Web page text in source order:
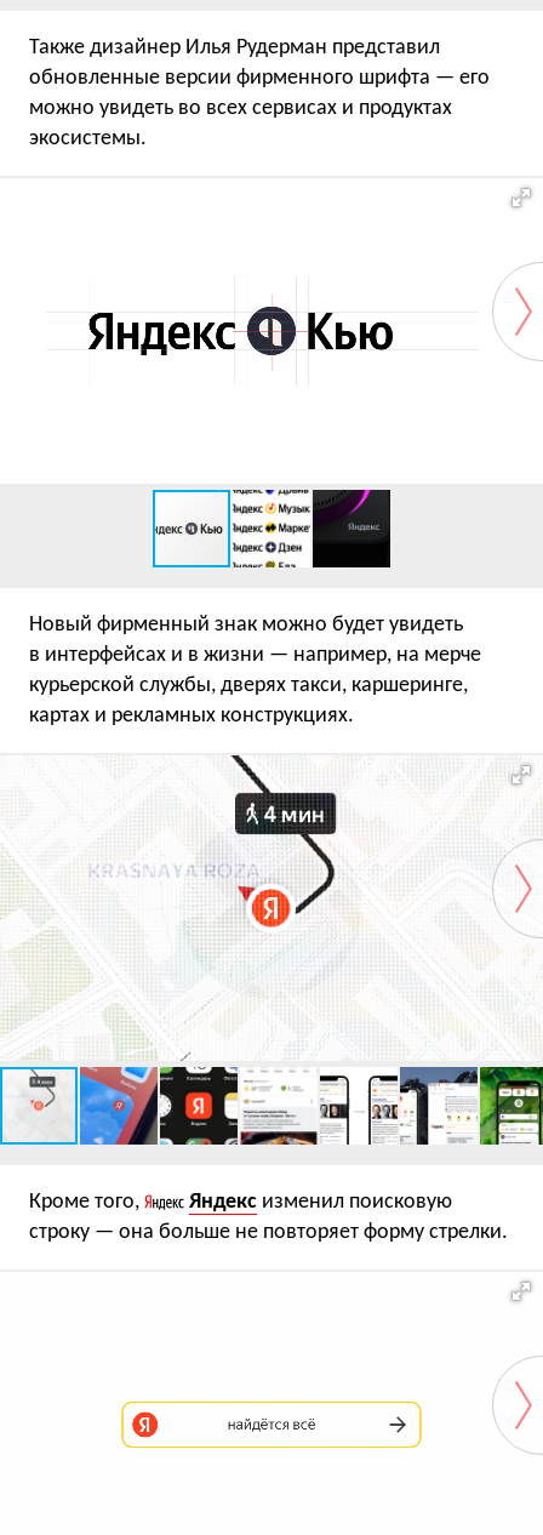
Также дизайнер Илья Рудерман представил
обновленные версии фирменного шрифта — его
можно увидеть во всех сервисах и продуктах
экосистемы.
Новый фирменный знак можно будет увидеть
в интерфейсах и в жизни — например, на мерче
курьерской службы, дверях такси, каршеринге,
картах и рекламных конструкциях.
Кроме того, Яндекс изменил поисковую
строку — она больше не повторяет форму стрелки.